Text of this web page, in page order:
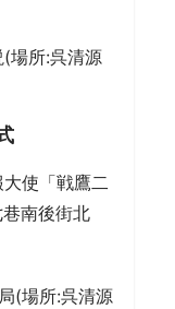
場所:呉清源
使「戦鷹二
南後街北
(場所:呉清源